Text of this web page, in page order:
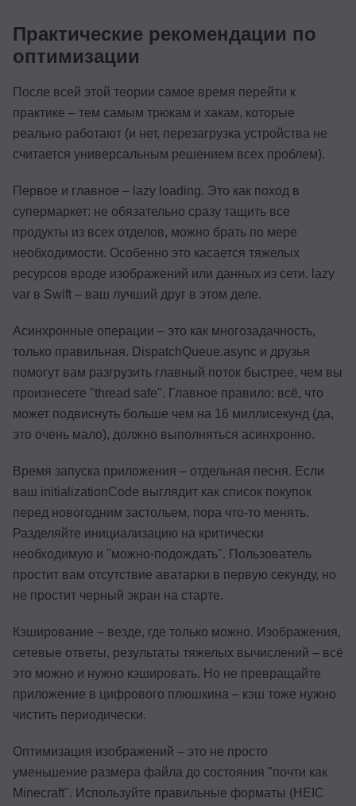
Практические рекомендации по
оптимизации
После всей этой теории самое время перейти к
практике – тем самым трюкам и хакам, которые
реально работают (и нет, перезагрузка устройства не
считается универсальным решением всех проблем).
Первое и главное – lazy loading. Это как поход в
супермаркет: не обязательно сразу тащить все
продукты из всех отделов, можно брать по мере
необходимости. Особенно это касается тяжелых
ресурсов вроде изображений или данных из сети. lazy
var в Swift – ваш лучший друг в этом деле.
Асинхронные операции – это как многозадачность,
только правильная. DispatchQueue.async и друзья
помогут вам разгрузить главный поток быстрее, чем вы
произнесете "thread safe". Главное правило: всё, что
может подвиснуть больше чем на 16 миллисекунд (да,
это очень мало), должно выполняться асинхронно.
Время запуска приложения – отдельная песня. Если
ваш initializationCode выглядит как список покупок
перед новогодним застольем, пора что-то менять.
Разделяйте инициализацию на критически
необходимую и "можно-подождать". Пользователь
простит вам отсутствие аватарки в первую секунду, но
не простит черный экран на старте.
Кэширование – везде, где только можно. Изображения,
сетевые ответы, результаты тяжелых вычислений – всё
это можно и нужно кэшировать. Но не превращайте
приложение в цифрового плюшкина – кэш тоже нужно
чистить периодически.
Оптимизация изображений – это не просто
уменьшение размера файла до состояния "почти как
Minecraft". Используйте правильные форматы (HEIC